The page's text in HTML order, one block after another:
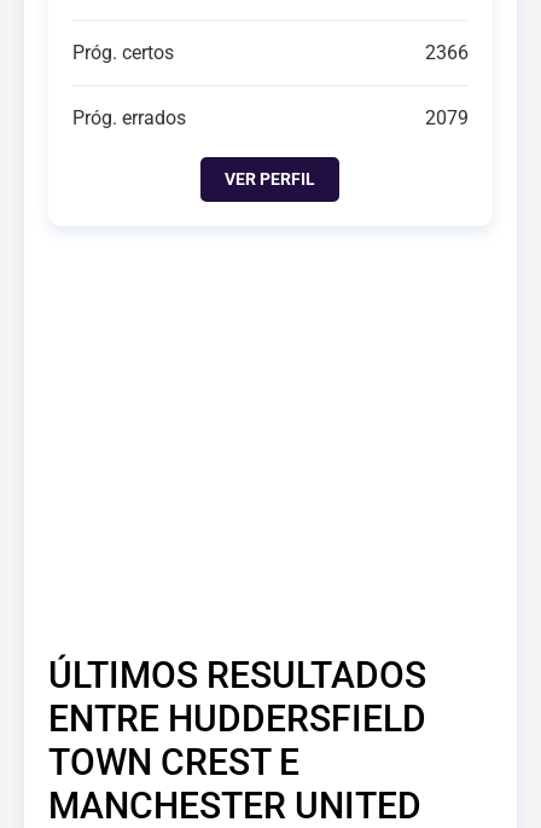
Próg. certos 2366
Próg. errados 2079
VER PERFIL
ÚLTIMOS RESULTADOS
ENTRE HUDDERSFIELD
TOWN CREST E
MANCHESTER UNITED